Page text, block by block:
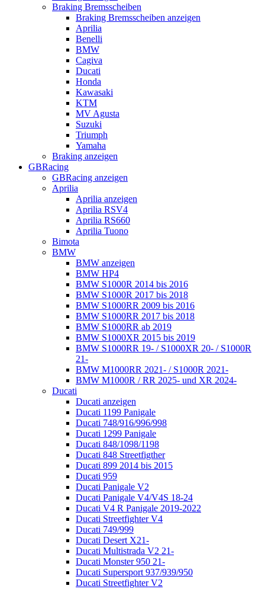
Braking Bremsscheiben
Braking Bremsscheiben anzeigen
Aprilia
Benelli
BMW
Cagiva
Ducati
Honda
Kawasaki
KTM
MV Agusta
Suzuki
Triumph
Yamaha
Braking anzeigen
GBRacing
GBRacing anzeigen
Aprilia
Aprilia anzeigen
Aprilia RSV4
Aprilia RS660
Aprilia Tuono
Bimota
BMW
BMW anzeigen
BMW HP4
BMW S1000R 2014 bis 2016
BMW S1000R 2017 bis 2018
BMW S1000RR 2009 bis 2016
BMW S1000RR 2017 bis 2018
BMW S1000RR ab 2019
BMW S1000XR 2015 bis 2019
BMW S1000RR 19- / S1000XR 20- / S1000R
21-
BMW M1000RR 2021- / S1000R 2021-
BMW M1000R / RR 2025- und XR 2024-
Ducati
Ducati anzeigen
Ducati 1199 Panigale
Ducati 748/916/996/998
Ducati 1299 Panigale
Ducati 848/1098/1198
Ducati 848 Streetfigther
Ducati 899 2014 bis 2015
Ducati 959
Ducati Panigale V2
Ducati Panigale V4/V4S 18-24
Ducati V4 R Panigale 2019-2022
Ducati Streetfighter V4
Ducati 749/999
Ducati Desert X21-
Ducati Multistrada V2 21-
Ducati Monster 950 21-
Ducati Supersport 937/939/950
Ducati Streetfighter V2